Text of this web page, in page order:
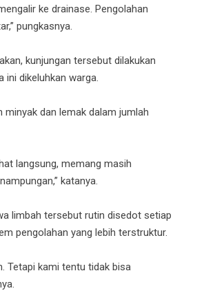
ke drainase. Pengolahan
pungkasnya.
kunjungan tersebut dilakukan
dikeluhkan warga.
dan lemak dalam jumlah
langsung, memang masih
katanya.
limbah tersebut rutin disedot setiap
pengolahan yang lebih terstruktur.
Tetapi kami tentu tidak bisa